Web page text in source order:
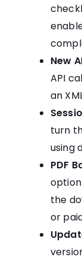
New
API
an
turn
using
PDF
the
or